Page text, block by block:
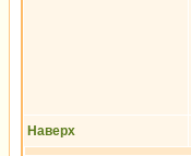
Наверх